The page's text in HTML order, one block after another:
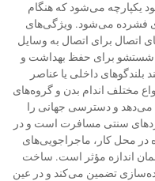
می‌شود که هنگام
فشرده می‌شود. ویژگی‌های
اتصال برای اتصال به وسایل
شستشو برای حفظ بهداشت و
بلندگوهای داخلی یا عناصر
مختلف اندام بدن و گروه‌های
می‌دهد و دسترسی جهانی را
سنتی مسافرت است و در
در محل کار، ماجراجویی‌های
اندازه مؤثر است. ساخت
تضمین می‌کند و در عین